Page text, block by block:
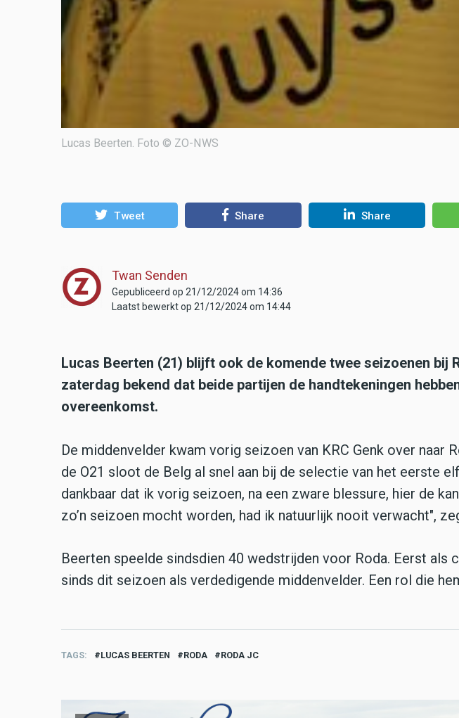
Lucas Beerten. Foto © ZO-NWS
Tweet Share Share
Twan Senden
Gepubliceerd op 21/12/2024 om 14:36
Laatst bewerkt op 21/12/2024 om 14:44
Lucas Beerten (21) blijft ook de komende twee seizoenen bij
zaterdag bekend dat beide partijen de handtekeningen
overeenkomst.
De middenvelder kwam vorig seizoen van KRC Genk over naar
de O21 sloot de Belg al snel aan bij de selectie van het eerste
dankbaar dat ik vorig seizoen, na een zware blessure, hier de
zo’n seizoen mocht worden, had ik natuurlijk nooit verwacht",
Beerten speelde sindsdien 40 wedstrijden voor Roda. Eerst als
sinds dit seizoen als verdedigende middenvelder. Een rol die
TAGS LUCAS BEERTEN RODA RODA JC